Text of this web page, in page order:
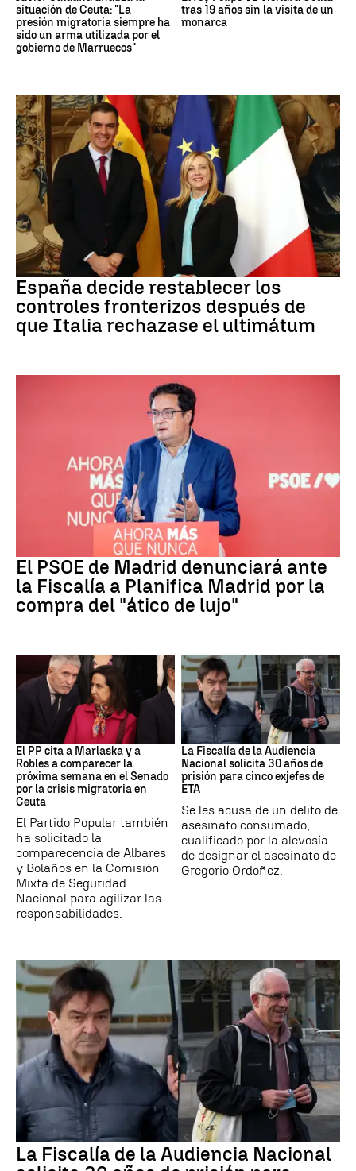
situación de Ceuta: "La
presión migratoria siempre ha
sido un arma utilizada por el
gobierno de Marruecos"
tras 19 años sin la visita de un
monarca
CRISIS MIGRATORIA
España decide restablecer los
controles fronterizos después de
que Italia rechazase el ultimátum
El PSOE de Madrid denunciará ante
la Fiscalía a Planifica Madrid por la
compra del "ático de lujo"
Crisis Migratoria
El PP cita a Marlaska y a
Robles a comparecer la
próxima semana en el Senado
por la crisis migratoria en
Ceuta
El Partido Popular también
ha solicitado la
comparecencia de Albares
y Bolaños en la Comisión
Mixta de Seguridad
Nacional para agilizar las
responsabilidades.
ETA
La Fiscalía de la Audiencia
Nacional solicita 30 años de
prisión para cinco exjefes de
ETA
Se les acusa de un delito de
asesinato consumado,
cualificado por la alevosía
de designar el asesinato de
Gregorio Ordoñez.
La Fiscalía de la Audiencia Nacional